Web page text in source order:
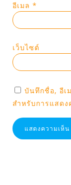
อีเมล *
เว็บไซต์
บันทึกชื่อ, อีเ
สำหรับการแสดง